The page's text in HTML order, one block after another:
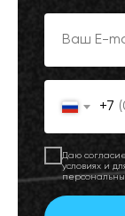
+7
Даю
условиях и